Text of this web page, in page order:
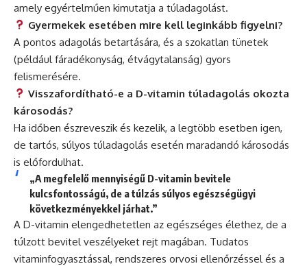
amely egyértelműen kimutatja a túladagolást.
Gyermekek esetében mire kell leginkább figyelni?
A pontos adagolás betartására, és a szokatlan tünetek
(például fáradékonyság, étvágytalanság) gyors
felismerésére.
Visszafordítható-e a D-vitamin túladagolás okozta
károsodás?
Ha időben észreveszik és kezelik, a legtöbb esetben igen,
de tartós, súlyos túladagolás esetén maradandó károsodás
is előfordulhat.
„A megfelelő mennyiségű D-vitamin bevitele
kulcsfontosságú, de a túlzás súlyos egészségügyi
következményekkel járhat.”
A D-vitamin elengedhetetlen az egészséges élethez, de a
túlzott bevitel veszélyeket rejt magában. Tudatos
vitaminfogyasztással, rendszeres orvosi ellenőrzéssel és a